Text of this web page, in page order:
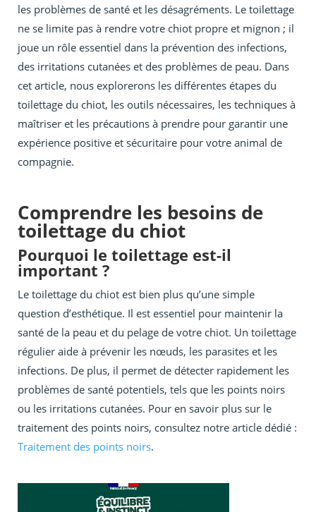
les problèmes de santé et les désagréments. Le toilettage
ne se limite pas à rendre votre chiot propre et mignon ; il
joue un rôle essentiel dans la prévention des infections,
des irritations cutanées et des problèmes de peau. Dans
cet article, nous explorerons les différentes étapes du
toilettage du chiot, les outils nécessaires, les techniques à
maîtriser et les précautions à prendre pour garantir une
expérience positive et sécuritaire pour votre animal de
compagnie.
Comprendre les besoins de
toilettage du chiot
Pourquoi le toilettage est-il
important ?
Le toilettage du chiot est bien plus qu’une simple
question d’esthétique. Il est essentiel pour maintenir la
santé de la peau et du pelage de votre chiot. Un toilettage
régulier aide à prévenir les nœuds, les parasites et les
infections. De plus, il permet de détecter rapidement les
problèmes de santé potentiels, tels que les points noirs
ou les irritations cutanées. Pour en savoir plus sur le
traitement des points noirs, consultez notre article dédié :
Traitement des points noirs.